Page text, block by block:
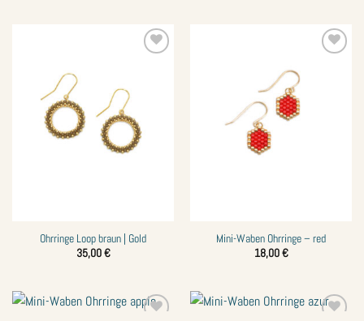
hinzufügen
Ohrringe Loop braun | Gold
35,00€
Wunschliste
Mini-Waben Ohrringe – red
18,00€